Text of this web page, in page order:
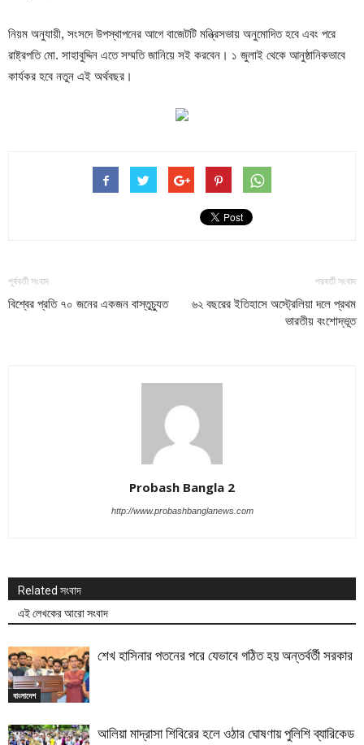
নিয়ম অনুযায়ী, সংসদে উপস্থাপনের আগে বাজেটটি মন্ত্রিসভায় অনুমোদিত হবে এবং পরে
রাষ্ট্রপতি মো. সাহাবুদ্দিন এতে সম্মতি জানিয়ে সই করবেন। ১ জুলাই থেকে আনুষ্ঠানিকভাবে
কার্যকর হবে নতুন এই অর্থবছর।
পূর্ববর্তী সংবাদ
বিশ্বের প্রতি ৭০ জনের একজন বাস্তুচ্যুত
পরবর্তী সংবাদ
৬২ বছরের ইতিহাসে অস্ট্রেলিয়া দলে প্রথম
ভারতীয় বংশোদ্ভূত
Probash Bangla 2
http://www.probashbanglanews.com
Related সংবাদ
এই লেখকের আরো সংবাদ
বাংলাদেশ
শেখ হাসিনার পতনের পরে যেভাবে গঠিত হয় অন্তর্বর্তী সরকার
আলিয়া মাদ্রাসা শিবিরের হলে ওঠার ঘোষণায় পুলিশি ব্যারিকেড